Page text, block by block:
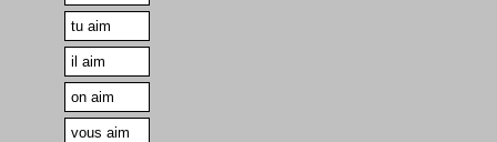
tu aim
il aim
on aim
vous aim